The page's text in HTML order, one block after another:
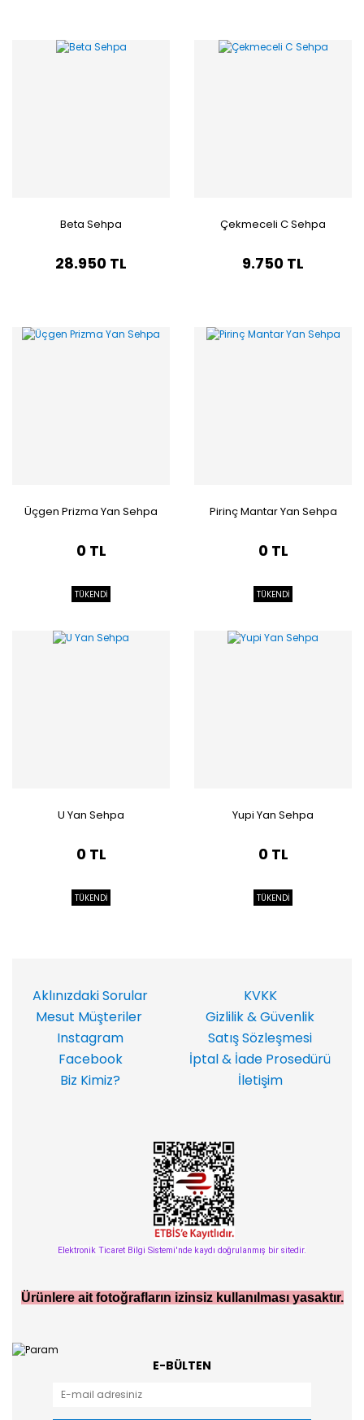
Beta Sehpa
28.950 TL
Çekmeceli C Sehpa
9.750 TL
Üçgen Prizma Yan Sehpa
0 TL
TÜKENDİ
Pirinç Mantar Yan Sehpa
0 TL
TÜKENDİ
U Yan Sehpa
0 TL
TÜKENDİ
Yupi Yan Sehpa
0 TL
TÜKENDİ
Aklınızdaki Sorular
KVKK
Mesut Müşteriler
Gizlilik & Güvenlik
Instagram
Satış Sözleşmesi
Facebook
İptal & İade Prosedürü
Biz Kimiz?
İletişim
Elektronik Ticaret Bilgi Sistemi'nde kaydı doğrulanmış bir sitedir.
Ürünlere ait fotoğrafların izinsiz kullanılması yasaktır.
E-BÜLTEN